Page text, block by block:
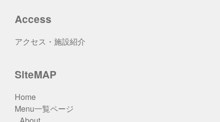
Access
アクセス・施設紹介
SiteMAP
Home
Menu一覧ページ